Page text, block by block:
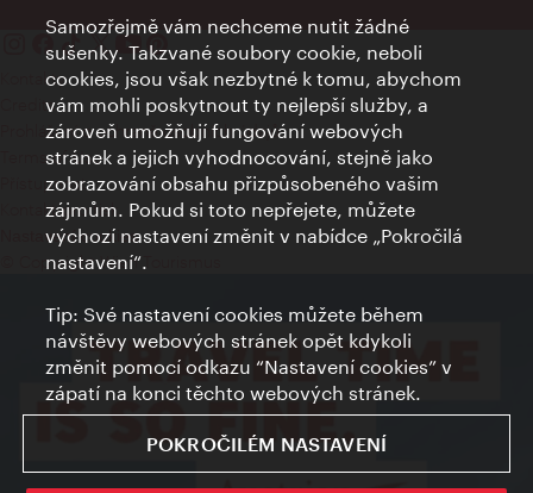
Kontakty
Credits
Prohlášení o ochraně osobních údajů
Terms of Use
Přístupnost
Kontakt pro tisk
Nastavení cookies
© Copyright Wien Tourismus
Samozřejmě vám nechceme nutit žádné
sušenky. Takzvané soubory cookie, neboli
cookies, jsou však nezbytné k tomu, abychom
vám mohli poskytnout ty nejlepší služby, a
zároveň umožňují fungování webových
stránek a jejich vyhodnocování, stejně jako
zobrazování obsahu přizpůsobeného vašim
zájmům. Pokud si toto nepřejete, můžete
výchozí nastavení změnit v nabídce „Pokročilá
nastavení“.
Tip: Své nastavení cookies můžete během
návštěvy webových stránek opět kdykoli
změnit pomocí odkazu “Nastavení cookies” v
zápatí na konci těchto webových stránek.
POKROČILÉM NASTAVENÍ